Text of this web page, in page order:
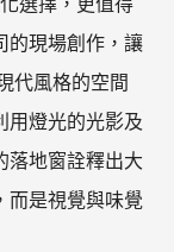
選擇，更值得
的現場創作，讓
代風格的空間
用燈光的光影及
落地窗詮釋出大
而是視覺與味覺